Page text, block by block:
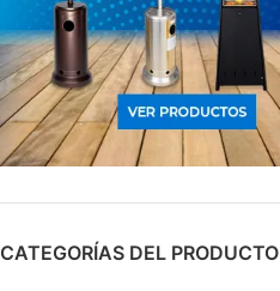
CATEGORÍAS DEL PRODUCTO